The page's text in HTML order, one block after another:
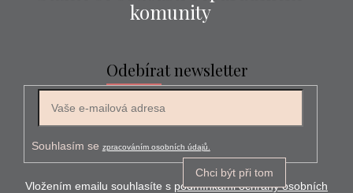
komunity
Odebírat newsletter
Souhlasím se zpracováním osobních údajů.
Chci být při tom
Vložením emailu souhlasíte s podmínkami ochrany osobních